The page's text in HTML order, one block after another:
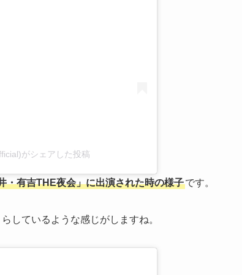
がシェアした投稿
・有吉THE夜会」に出演された時の様子です。
しているような感じがしますね。